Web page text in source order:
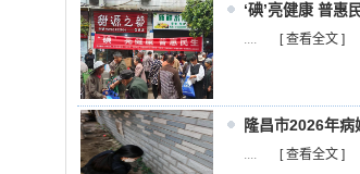
‘碘’亮健康 普惠
.... [ 查看全文 ]
隆昌市2026年病
.... [ 查看全文 ]